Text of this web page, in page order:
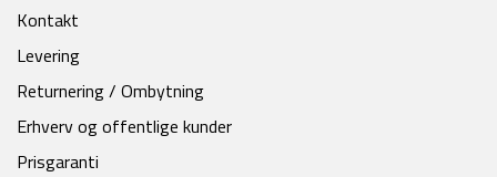
Kontakt
Levering
Returnering / Ombytning
Erhverv og offentlige kunder
Prisgaranti